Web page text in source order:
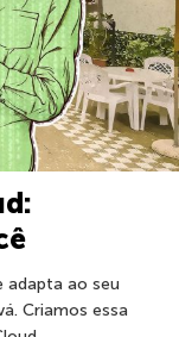
adapta ao seu
Criamos essa